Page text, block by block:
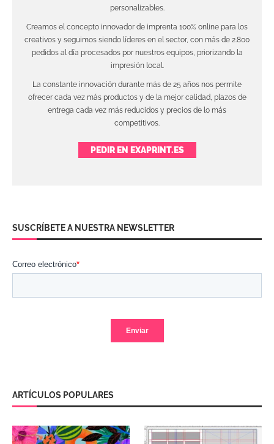
personalizables.
Creamos el concepto innovador de imprenta 100% online para los
creativos y seguimos siendo líderes en el sector, con más de 2.800
pedidos al día procesados por nuestros equipos, priorizando la
impresión local.
La constante innovación durante más de 25 años nos permite
ofrecer cada vez más productos y de la mejor calidad, plazos de
entrega cada vez más reducidos y precios de lo más
competitivos.
PEDIR EN EXAPRINT.ES
SUSCRÍBETE A NUESTRA NEWSLETTER
ARTÍCULOS POPULARES